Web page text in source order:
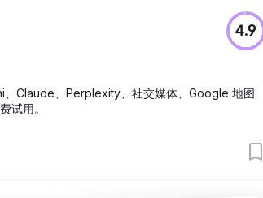
线广告以产生潜在客户。他们有大鲨鱼作为竞争对
行现实检查并提醒他们代表自己。他们独特的销售
线索开始，客户每月始终收到 130 至 160 条线索。
4.9
、Claude、Perplexity、社交媒体、Google 地图
试用。